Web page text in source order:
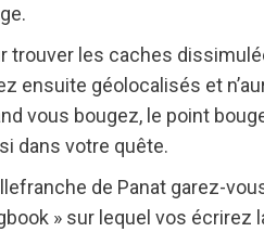
trouver les caches
ensuite géolocalisés et
vous bougez, le point
dans votre quête.
de Panat garez-
» sur lequel vos écrirez